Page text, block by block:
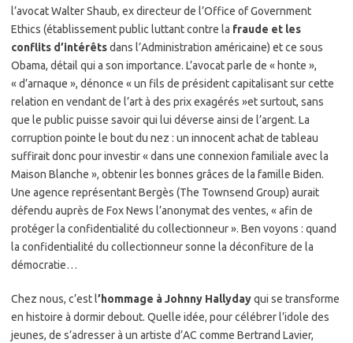
l’avocat Walter Shaub, ex directeur de l’Office of Government
Ethics (établissement public luttant contre la fraude et les
conflits d’intérêtsdans l’Administration américaine) et ce sous
Obama, détail qui a son importance. L’avocat parle de « honte »,
« d’arnaque », dénonce « un fils de président capitalisant sur cette
relation en vendant de l’art à des prix exagérés »et surtout, sans
que le public puisse savoir qui lui déverse ainsi de l’argent. La
corruption pointe le bout du nez : un innocent achat de tableau
suffirait donc pour investir « dans une connexion familiale avec la
Maison Blanche », obtenir les bonnes grâces de la famille Biden.
Une agence représentant Bergès (The Townsend Group) aurait
défendu auprès de Fox News l’anonymat des ventes, « afin de
protéger la confidentialité du collectionneur ». Ben voyons : quand
la confidentialité du collectionneur sonne la déconfiture de la
démocratie…
Chez nous, c’est l’hommage à Johnny Hallydayqui se transforme
en histoire à dormir debout. Quelle idée, pour célébrer l’idole des
jeunes, de s’adresser à un artiste d’AC comme Bertrand Lavier,